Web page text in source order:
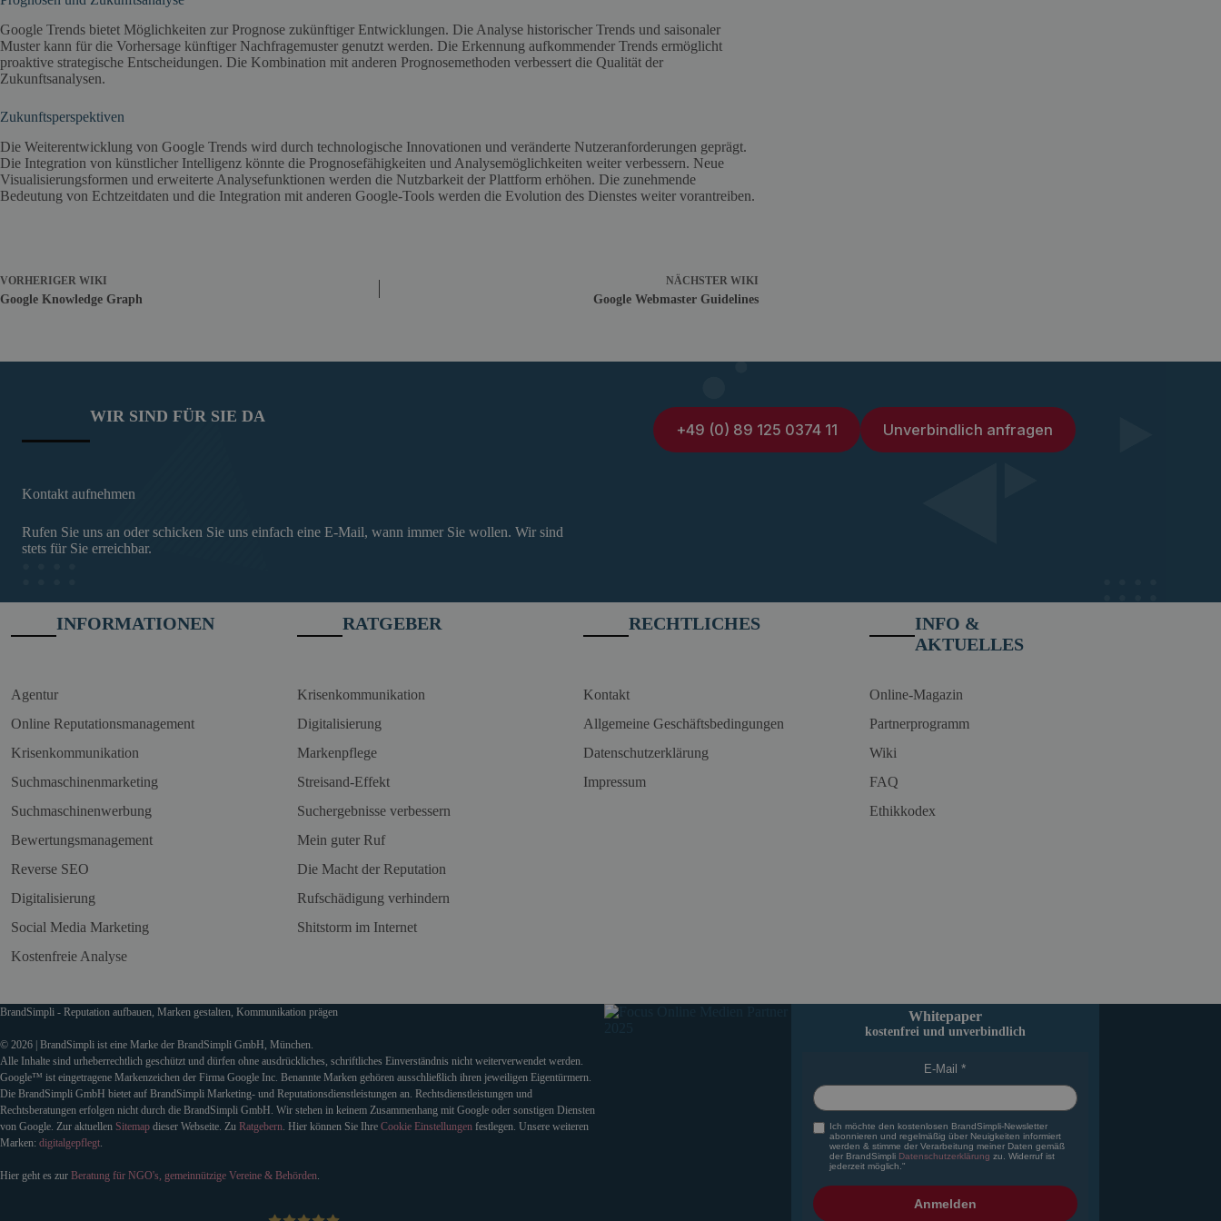
Google Trends bietet Möglichkeiten zur Prognose zukünftiger Entwicklungen. Die Analyse historischer Trends und saisonaler
Muster kann für die Vorhersage künftiger Nachfragemuster genutzt werden. Die Erkennung aufkommender Trends ermöglicht
proaktive strategische Entscheidungen. Die Kombination mit anderen Prognosemethoden verbessert die Qualität der
Zukunftsanalysen.
Zukunftsperspektiven
Die Weiterentwicklung von Google Trends wird durch technologische Innovationen und veränderte Nutzeranforderungen geprägt.
Die Integration von künstlicher Intelligenz könnte die Prognosefähigkeiten und Analysemöglichkeiten weiter verbessern. Neue
Visualisierungsformen und erweiterte Analysefunktionen werden die Nutzbarkeit der Plattform erhöhen. Die zunehmende
Bedeutung von Echtzeitdaten und die Integration mit anderen Google-Tools werden die Evolution des Dienstes weiter vorantreiben.
VORHERIGER WIKI
Google Knowledge Graph
NÄCHSTER WIKI
Google Webmaster Guidelines
WIR SIND FÜR SIE DA
Kontakt aufnehmen
Rufen Sie uns an oder schicken Sie uns einfach eine E-Mail, wann immer Sie wollen. Wir sind
stets für Sie erreichbar.
+49 (0) 89 125 0374 11 Unverbindlich anfragen
INFORMATIONEN
Agentur
Online Reputationsmanagement
Krisenkommunikation
Suchmaschinenmarketing
Suchmaschinenwerbung
Bewertungsmanagement
Reverse SEO
Digitalisierung
Social Media Marketing
Kostenfreie Analyse
RATGEBER
Krisenkommunikation
Digitalisierung
Markenpflege
Streisand-Effekt
Suchergebnisse verbessern
Mein guter Ruf
Die Macht der Reputation
Rufschädigung verhindern
Shitstorm im Internet
RECHTLICHES
Kontakt
Allgemeine Geschäftsbedingungen
Datenschutzerklärung
Impressum
INFO &
AKTUELLES
Online-Magazin
Partnerprogramm
Wiki
FAQ
Ethikkodex
BrandSimpli - Reputation aufbauen, Marken gestalten, Kommunikation prägen
© 2026 | BrandSimpli ist eine Marke der BrandSimpli GmbH, München.
Alle Inhalte sind urheberrechtlich geschützt und dürfen ohne ausdrückliches, schriftliches Einverständnis nicht weiterverwendet werden.
Google™ ist eingetragene Markenzeichen der Firma Google Inc. Benannte Marken gehören ausschließlich ihren jeweiligen Eigentürmern.
Die BrandSimpli GmbH bietet auf BrandSimpli Marketing- und Reputationsdienstleistungen an. Rechtsdienstleistungen und
Rechtsberatungen erfolgen nicht durch die BrandSimpli GmbH. Wir stehen in keinem Zusammenhang mit Google oder sonstigen Diensten
von Google. Zur aktuellen Sitemap dieser Webseite. Zu Ratgebern . Hier können Sie Ihre Cookie Einstellungen festlegen. Unsere weiteren
Marken: digitalgepflegt
Hier geht es zur Beratung für NGO's, gemeinnützige Vereine & Behörden
Whitepaper
kostenfrei und unverbindlich
E-Mail
Ich möchte den kostenlosen BrandSimpli-Newsletter
abonnieren und regelmäßig über Neuigkeiten informiert
werden & stimme der Verarbeitung meiner Daten gemäß
der BrandSimpli Datenschutzerklärung zu. Widerruf ist
jederzeit möglich."
Anmelden